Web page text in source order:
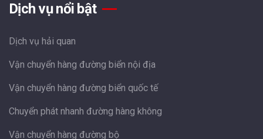
Dịch vụ nổi bật
Dịch vụ hải quan
Vận chuyển hàng đường biển nội địa
Vận chuyển hàng đường biển quốc tế
Chuyển phát nhanh đường hàng không
Vận chuyển hàng đường bộ